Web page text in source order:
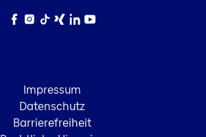
Facebook
Instagram
TikTokXingLinkedIn
YouTube
Impressum
Datenschutz
Barrierefreiheit